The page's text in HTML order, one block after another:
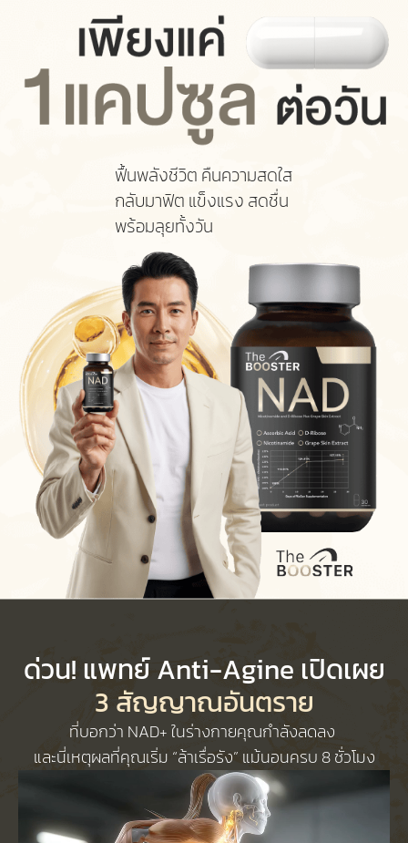
ฟื้นพลังชีวิต คืนความสดใส
กลับมาฟิต แข็งแรง สดชื่น
พร้อมลุยทั้งวัน
ด่วน! แพทย์ Anti-Agine เปิดเผย
3 สัญญาณอันตราย
ที่บอกว่า NAD+ ในร่างกายคุณกำลังลดลง
และนี่เหตุผลที่คุณเริ่ม “ล้าเรื่อรัง” แม้นอนครบ 8 ชั่วโมง